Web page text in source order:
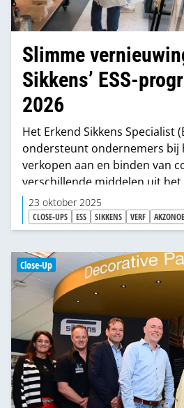
Slimme
Sikkens’ ESS-
2026
Het Erkend Sikkens Specialist
ondersteunt ondernemers bij
verkopen aan en binden van
verschillende middelen uit
door de 300 Erkend Sikkens
eigen inzicht in te zetten. Voor
staat een aantal
zoals een vernieuwde aanpak
advertising en een update
module.
23 oktober 2025
CLOSE-UPS ESS SIKKENS VERF
Close-Up